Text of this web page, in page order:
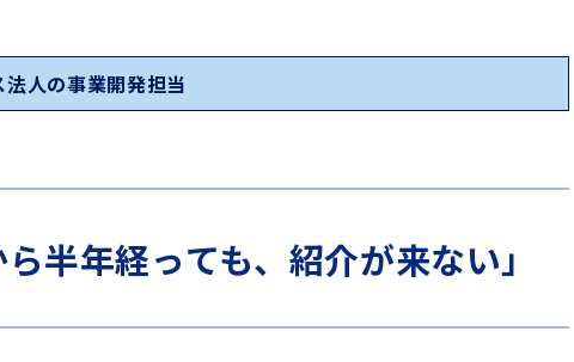
人の事業開発担当
ら半年経っても、紹介が来ない」